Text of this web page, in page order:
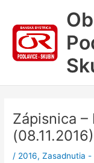
obsah
Zápisnica
(08.11.2016)
/ 2016,Zasadnutia -